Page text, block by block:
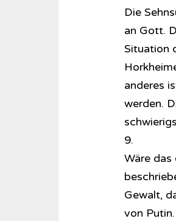
Die
an Gott.
Situation
anderes
werden.
9.
Wäre das
Gewalt,
von Putin.